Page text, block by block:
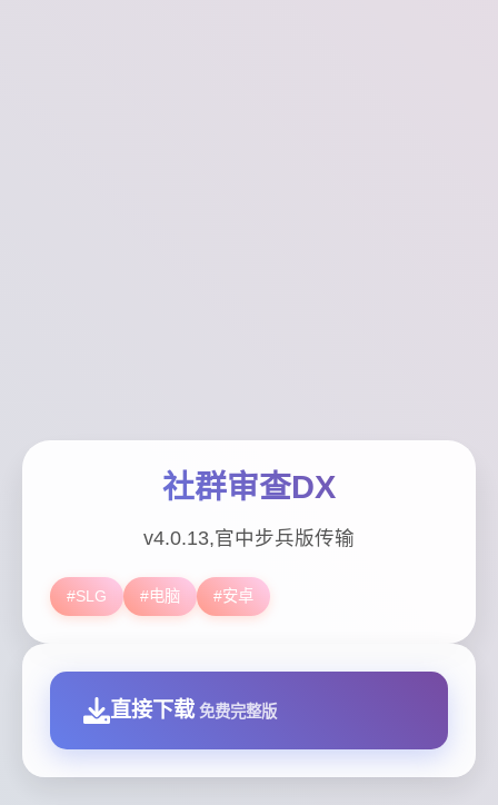
社群审查DX
v4.0.13,官中步兵版传输
#SLG #电脑 #安卓
直接下载 免费完整版